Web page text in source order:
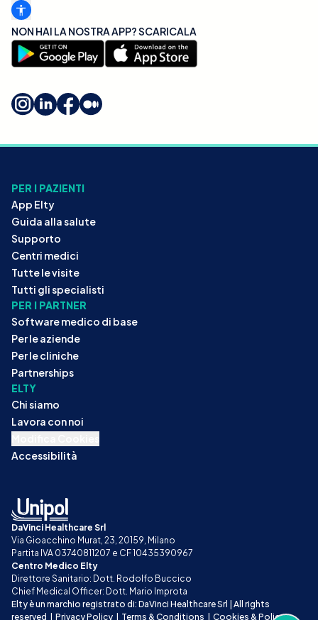
NON HAI LA NOSTRA APP? SCARICALA
PER I PAZIENTI
App Elty
Guida alla salute
Supporto
Centri medici
Tutte le visite
Tutti gli specialisti
PER I PARTNER
Software medico di base
Per le aziende
Per le cliniche
Partnerships
ELTY
Chi siamo
Lavora con noi
Accessibilità
DaVinci Healthcare Srl
Via Gioacchino Murat, 23, 20159, Milano
Partita IVA 03740811207 e CF 10435390967
Centro Medico Elty
Direttore Sanitario: Dott. Rodolfo Buccico
Chief Medical Officer: Dott. Mario Improta
Elty è un marchio registrato di: DaVinci Healthcare Srl | All rights
reserved | Privacy Policy | Terms & Conditions | Cookies & Policy